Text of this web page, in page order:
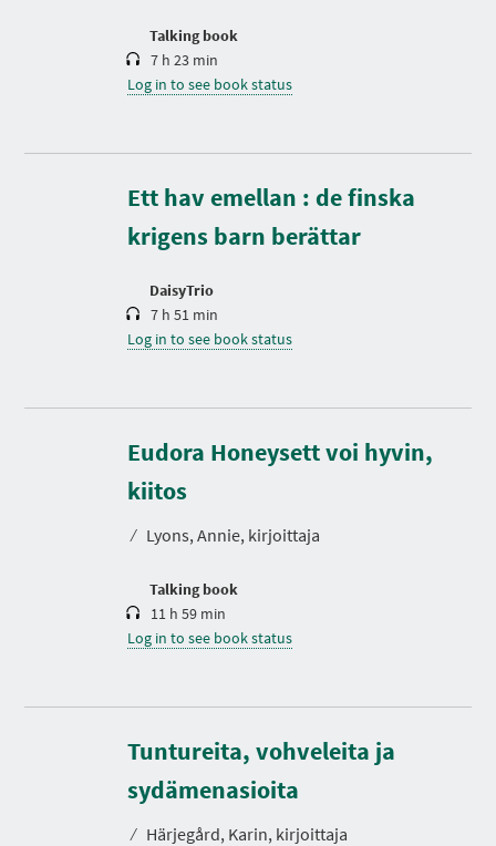
Talking book
7 h 23 min
Log in to see book status
Ett hav emellan : de finska
krigens barn berättar
DaisyTrio
D
r
a
t
i
7 h 51 min
Log in to see book status
Eudora Honeysett voi hyvin,
kiitos
⁄ Lyons, Annie, kirjoittaja
Talking book
D
u
r
a
i
11 h 59 min
Log in to see book status
Tuntureita, vohveleita ja
sydämenasioita
⁄ Härjegård, Karin, kirjoittaja